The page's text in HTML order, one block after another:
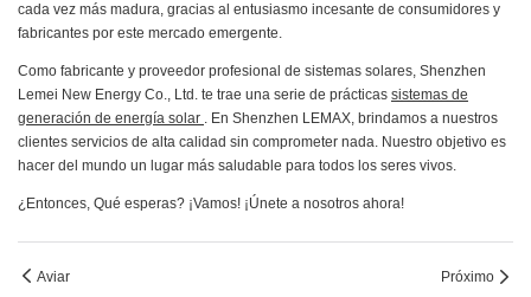
cada vez más madura, gracias al entusiasmo incesante de consumidores y
fabricantes por este mercado emergente.
Como fabricante y proveedor profesional de sistemas solares, Shenzhen
Lemei New Energy Co., Ltd. te trae una serie de prácticas sistemas de
generación de energía solar . En Shenzhen LEMAX, brindamos a nuestros
clientes servicios de alta calidad sin comprometer nada. Nuestro objetivo es
hacer del mundo un lugar más saludable para todos los seres vivos.
¿Entonces, Qué esperas? ¡Vamos! ¡Únete a nosotros ahora!
Aviar Próximo